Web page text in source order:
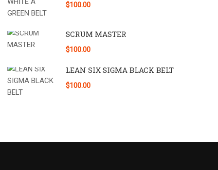
$100.00
SCRUM MASTER
$100.00
LEAN SIX SIGMA BLACK BELT
$100.00